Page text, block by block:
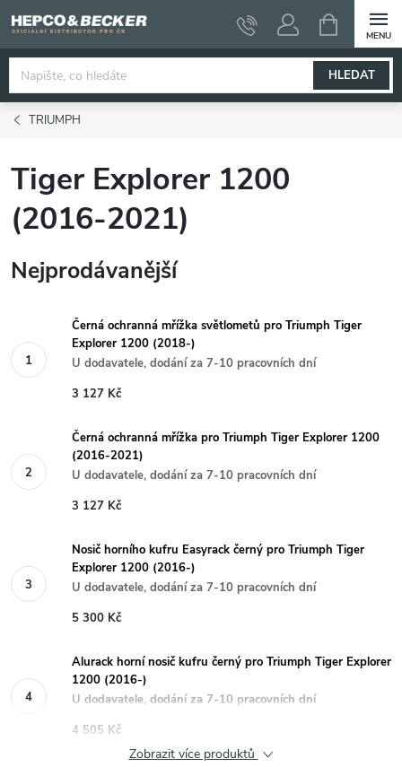
na
obsah
HLEDAT
NÁKUPNÍ
KOŠÍK
TRIUMPH
Tiger Explorer 1200
(2016-2021)
Nejprodávanější
Černá ochranná mřížka světlometů pro Triumph Tiger
Explorer 1200 (2018-)
U dodavatele, dodání za 7-10 pracovních dní
3 127 Kč
Černá ochranná mřížka pro Triumph Tiger Explorer 1200
(2016-2021)
U dodavatele, dodání za 7-10 pracovních dní
3 127 Kč
Nosič horního kufru Easyrack černý pro Triumph Tiger
Explorer 1200 (2016-)
U dodavatele, dodání za 7-10 pracovních dní
5 300 Kč
Alurack horní nosič kufru černý pro Triumph Tiger Explorer
1200 (2016-)
U dodavatele, dodání za 7-10 pracovních dní
4 505 Kč
Zobrazit více produktů